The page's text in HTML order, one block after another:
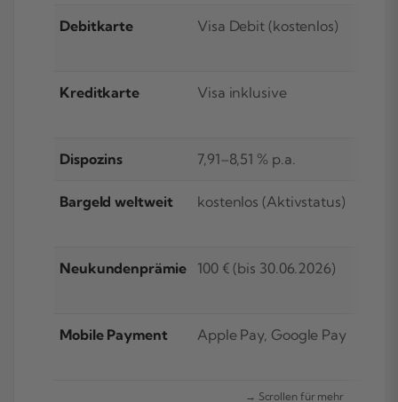
Debitkarte Visa Debit (kostenlos)
Kreditkarte Visa inklusive
Dispozins 7,91–8,51 % p.a.
Bargeld weltweit kostenlos (Aktivstatus)
Neukundenprämie 100 € (bis 30.06.2026)
Mobile Payment Apple Pay, Google Pay